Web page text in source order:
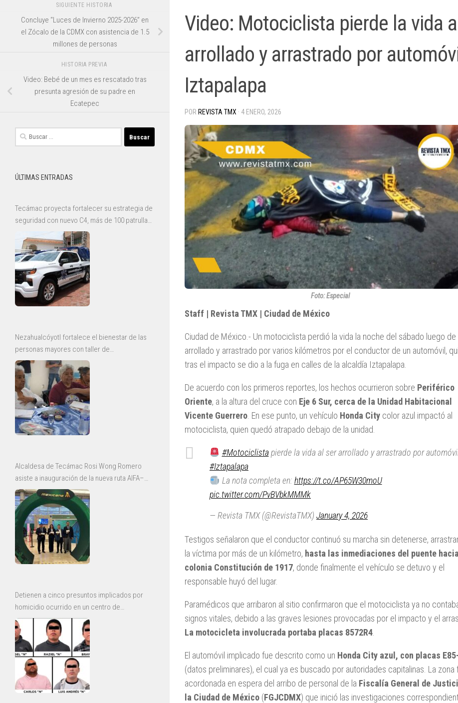
Video: Motociclista pierde la vida
arrollado y arrastrado por
Iztapalapa
POR REVISTA TMX · 4 ENERO, 2026
Foto: Especial
Staff | Revista TMX | Ciudad de México
Ciudad de México.- Un motociclista perdió la vida la noche del sábado luego
arrollado y arrastrado por varios kilómetros por el conductor de un automóvil,
tras el impacto se dio a la fuga en calles de la alcaldía Iztapalapa.
De acuerdo con los primeros reportes, los hechos ocurrieron sobre Periférico
Oriente, a la altura del cruce con Eje 6 Sur, cerca de la Unidad Habitacional
Vicente Guerrero. En ese punto, un vehículo Honda City color azul impactó al
motociclista, quien quedó atrapado debajo de la unidad.
#Motociclistapierde la vida al ser arrollado y arrastrado por
#Iztapalapa
La nota completa en: https://t.co/AP65W30moU
pic.twitter.com/PvBVbkMMMk
— Revista TMX (@RevistaTMX) January 4, 2026
Testigos señalaron que el conductor continuó su marcha sin detenerse,
la víctima por más de un kilómetro, hasta las inmediaciones del puente
colonia Constitución de 1917, donde finalmente el vehículo se detuvo y el
responsable huyó del lugar.
Paramédicos que arribaron al sitio confirmaron que el motociclista ya no
signos vitales, debido a las graves lesiones provocadas por el impacto y el
La motocicleta involucrada portaba placas 8572R4
El automóvil implicado fue descrito como un Honda City azul, con placas
(datos preliminares), el cual ya es buscado por autoridades capitalinas. La zona
acordonada en espera del arribo de personal de la Fiscalía General de
la Ciudad de México (FGJCDMX) que inició las investigaciones
SIGUIENTE HISTORIA
Concluye “Luces de Invierno 2025-2026” en
el Zócalo de la CDMX con asistencia de 1.5
millones de personas
HISTORIA PREVIA
Video: Bebé de un mes es rescatado tras
presunta agresión de su padre en
Ecatepec
Buscar:
ÚLTIMAS ENTRADAS
Tecámac proyecta fortalecer su estrategia de
seguridad con nuevo C4, más de 100 patrullas
y mejoras para la Guardia Civil
Nezahualcóyotl fortalece el bienestar de las
personas mayores con taller de
envejecimiento saludable
Alcaldesa de Tecámac Rosi Wong Romero
asiste a inauguración de la nueva ruta AIFA–
Bajío de Mexicana
Detienen a cinco presuntos implicados por
homicidio ocurrido en un centro de
rehabilitación de Ecatepec